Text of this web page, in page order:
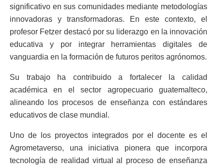
significativo en sus comunidades mediante metodologías
innovadoras y transformadoras. En este contexto, el
profesor Fetzer destacó por su liderazgo en la innovación
educativa y por integrar herramientas digitales de
vanguardia en la formación de futuros peritos agrónomos.
Su trabajo ha contribuido a fortalecer la calidad
académica en el sector agropecuario guatemalteco,
alineando los procesos de enseñanza con estándares
educativos de clase mundial.
Uno de los proyectos integrados por el docente es el
Agrometaverso, una iniciativa pionera que incorpora
tecnología de realidad virtual al proceso de enseñanza